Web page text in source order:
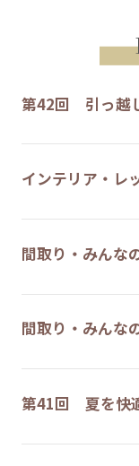
第42回 引っ越
インテリア・
間取り・みん
間取り・みん
第41回 夏を快